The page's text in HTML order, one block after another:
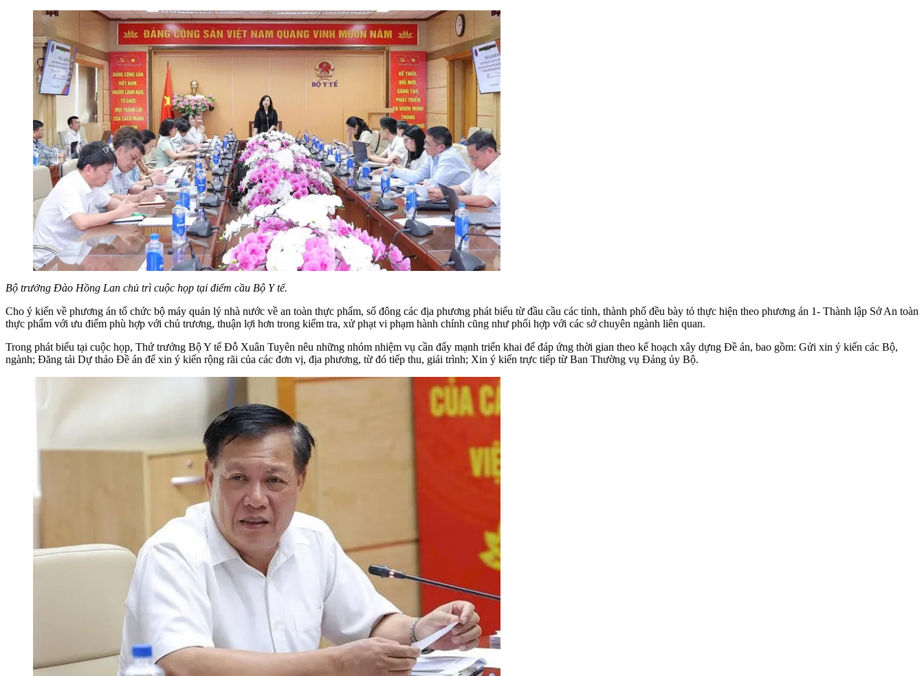
Bộ trưởng Đào Hồng Lan chủ trì cuộc họp tại điểm cầu Bộ Y tế.
Cho ý kiến về phương án tổ chức bộ máy quản lý nhà nước về an toàn thực phẩm, số đông các địa phương phát biểu từ đầu cầu các tỉnh, thành phố đều bày tỏ thực hiện theo phương án 1- Thành lập Sở An toàn
thực phẩm với ưu điểm phù hợp với chủ trương, thuận lợi hơn trong kiểm tra, xử phạt vi phạm hành chính cũng như phối hợp với các sở chuyên ngành liên quan.
Trong phát biểu tại cuộc họp, Thứ trưởng Bộ Y tế Đỗ Xuân Tuyên nêu những nhóm nhiệm vụ cần đẩy mạnh triển khai để đáp ứng thời gian theo kế hoạch xây dựng Đề án, bao gồm: Gửi xin ý kiến các Bộ,
ngành; Đăng tải Dự thảo Đề án để xin ý kiến rộng rãi của các đơn vị, địa phương, từ đó tiếp thu, giải trình; Xin ý kiến trực tiếp từ Ban Thường vụ Đảng ủy Bộ.